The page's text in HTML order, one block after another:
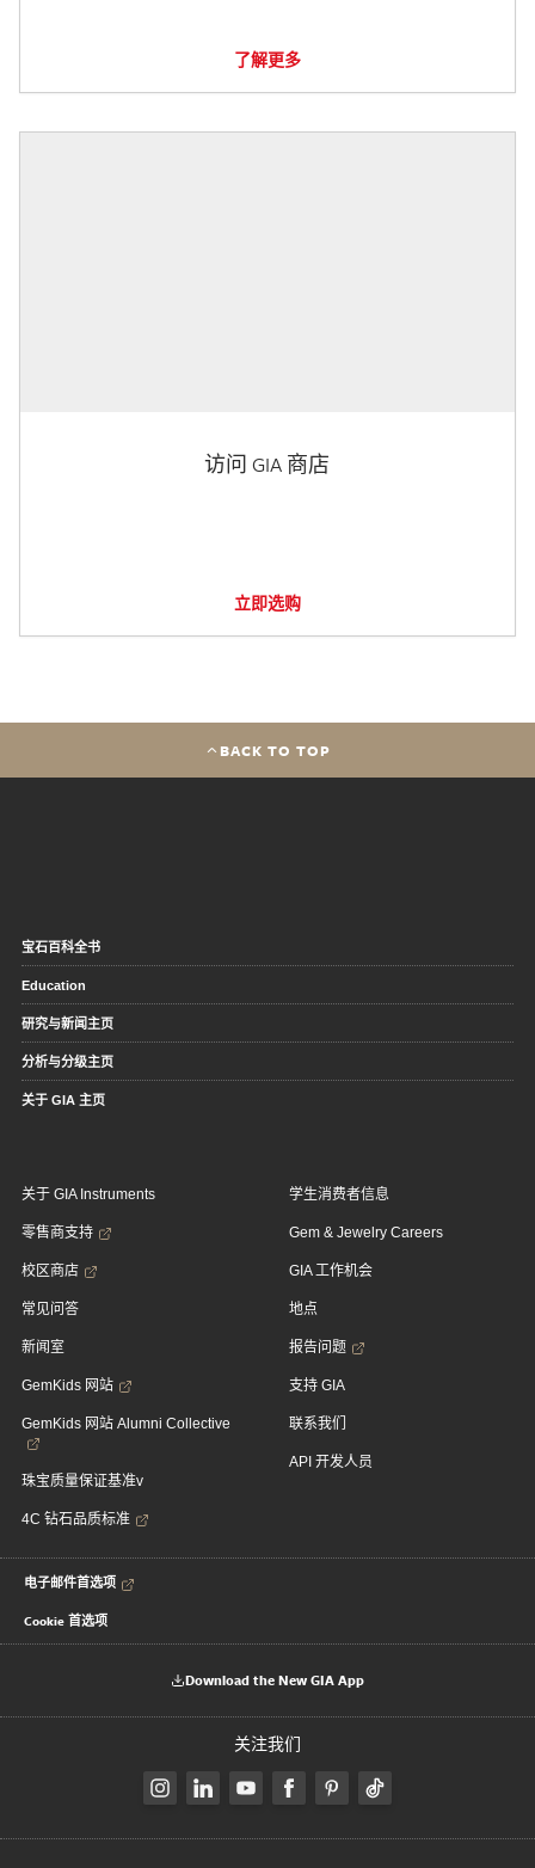
了解更多
访问 GIA 商店
立即选购
BACK TO TOP
宝石百科全书
Education
研究与新闻主页
分析与分级主页
关于 GIA 主页
关于 GIA Instruments
零售商支持
校区商店
常见问答
新闻室
GemKids 网站
GemKids 网站 Alumni Collective
珠宝质量保证基准v
4C 钻石品质标准
学生消费者信息
Gem & Jewelry Careers
GIA 工作机会
地点
报告问题
支持 GIA
联系我们
API 开发人员
电子邮件首选项
Cookie 首选项
Download the New GIA App
关注我们